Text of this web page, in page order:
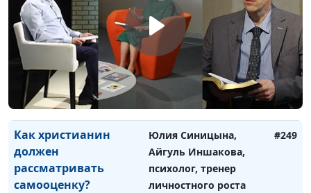
личность?
психолог, тренер
личностного роста
Влияет ли самооценка
на отношения с
Богом?
Юлия Синицына,
Айгуль Иншакова,
психолог, тренер
личностного роста
#250
Как христианин
должен
рассматривать
самооценку?
Юлия Синицына,
Айгуль Иншакова,
психолог, тренер
личностного роста
#249